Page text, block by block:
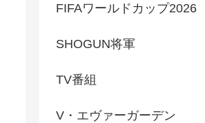
FIFAワールドカップ2026
SHOGUN将軍
TV番組
V・エヴァーガーデン